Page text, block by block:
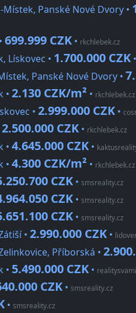
Panské Nové Dvory •
699.999 CZK • rkchlebek.cz
Lískovec • 1.700.000 CZK •
Panské Nové Dvory •
• 2.130 CZK/m² • rkchlebek.cz
• 2.999.000 CZK •
2.500.000 CZK • rkchlebek.cz
• 4.645.000 CZK •
• 4.300 CZK/m² • rkchlebek.cz
CZK • smsreality.cz
CZK • smsreality.cz
CZK • smsreality.cz
• 2.990.000 CZK •
Příborská •
• 5.490.000 CZK •
CZK • smsreality.cz
• smsreality.cz